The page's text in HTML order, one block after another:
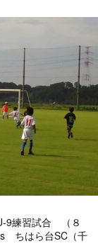
練習試合 （８
はら台SC（千